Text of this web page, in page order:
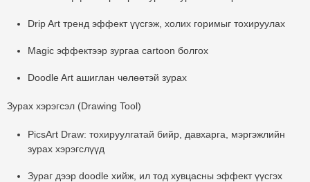
Drip Art тренд эффект үүсгэж, холих горимыг тохируулах
Magic эффектээр зургаа cartoon болгох
Doodle Art ашиглан чөлөөтэй зурах
Зурах хэрэгсэл (Drawing Tool)
PicsArt Draw: тохируулгатай бийр, давхарга, мэргэжлийн
зурах хэрэгслүүд
Зураг дээр doodle хийж, ил тод хувцасны эффект үүсгэх